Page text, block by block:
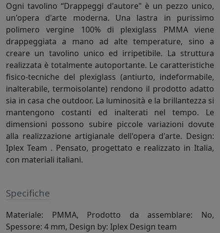
Ogni tavolino “Drappeggi d'autore" è un pezzo unico,
un'opera d'arte moderna. Una lastra in purissimo
polimero vergine 100% di plexiglass PMMA viene
drappeggiata a mano ad alte temperature, sino a
creare un tavolino unico ed irripetibile. La struttura
realizzata è totalmente autoportante. Le caratteristiche
fisico-tecniche del plexiglass (antiurto, indeformabile,
inalterabile, termoisolante) rendono il prodotto adatto
sia in casa che outdoor. La luminosità e la brillantezza si
mantengono costanti ed inalterati nel tempo. Le
dimensioni possono subire piccole variazioni dovute
alla realizzazione artigianale dell'opera d'arte. Design:
Iplex Team . Pensato, progettato e realizzato in Italia,
con materiali italiani.
Specifiche
Materiale: PMMA, Prodotto da assemblare: No,
Spessore: 4 mm, Design by: Iplex Design team